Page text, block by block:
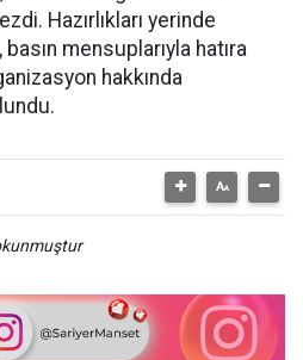
Hazırlıkları yerinde
mensuplarıyla hatıra
hakkında